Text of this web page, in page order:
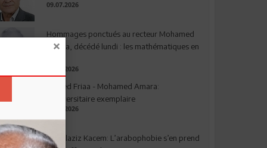
09.07.2026
Hommages ponctués au recteur Mohamed
Amara, décédé lundi : les mathématiques en
03.08.2026
Ahmed Friaa - Mohamed Amara:
l’Universitaire exemplaire
04.08.2026
Abdelaziz Kacem: L’arabophobie s’en prend